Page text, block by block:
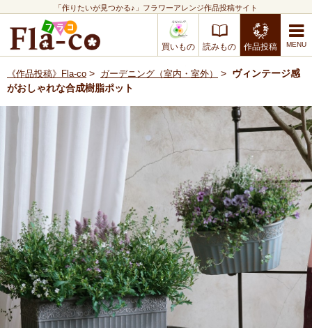
「作りたいが見つかる♪」フラワーアレンジ作品投稿サイト
買いもの 読みもの 作品投稿
《作品投稿》Fla-co > ガーデニング（室内・室外） > ヴィンテージ感
がおしゃれな合成樹脂ポット